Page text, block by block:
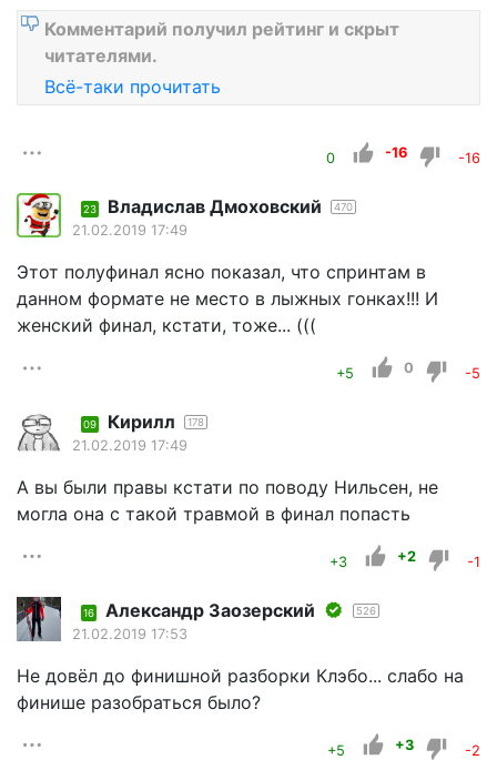
Комментарий получил рейтинг и скрыт
читателями.
Всё-таки прочитать
0 -16 -16
23 Владислав Дмоховский 470
21.02.2019 17:49
Этот полуфинал ясно показал, что спринтам в
данном формате не место в лыжных гонках!!! И
женский финал, кстати, тоже... (((
+5 0 -5
09 Кирилл 178
21.02.2019 17:49
А вы были правы кстати по поводу Нильсен, не
могла она с такой травмой в финал попасть
+3 +2 -1
16 Александр Заозерский 526
21.02.2019 17:53
Не довёл до финишной разборки Клэбо... слабо на
финише разобраться было?
+5 +3 -2